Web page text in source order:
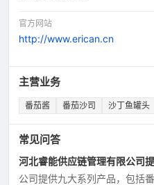
官方网站
http://www.erican.cn
主营业务
番茄酱 番茄沙司 沙丁鱼罐头
常见问答
河北睿能供应链管理有限公司
公司提供九大系列产品，包括